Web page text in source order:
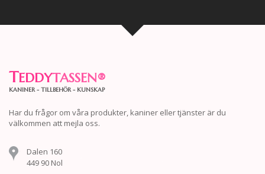
TEDDYTASSEN®
KANINER - TILLBEHÖR - KUNSKAP
Har du frågor om våra produkter, kaniner eller tjänster är du
välkommen att mejla oss.
Dalen 160
449 90 Nol